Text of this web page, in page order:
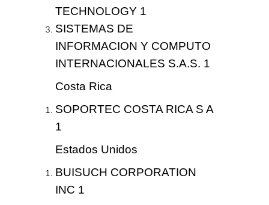
TECHNOLOGY 1
SISTEMAS DE
INFORMACION Y COMPUTO
INTERNACIONALES S.A.S. 1
Costa Rica
SOPORTEC COSTA RICA S A
1
Estados Unidos
BUISUCH CORPORATION
INC 1